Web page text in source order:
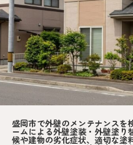
盛岡市で外壁のメンテナンスを
ームによる外壁塗装・外壁塗り
候や建物の劣化症状、適切な塗